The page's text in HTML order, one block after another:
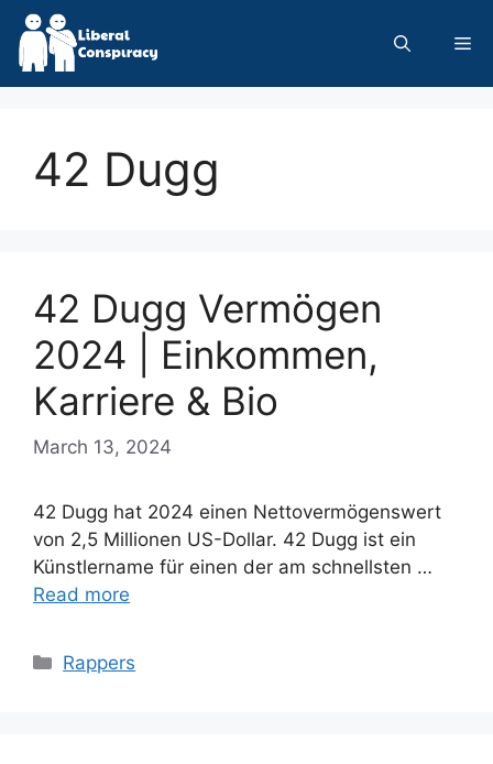
Skip
content
42 Dugg
42 Dugg Vermögen
2024 | Einkommen,
Karriere & Bio
March 13, 2024
42 Dugg hat 2024 einen Nettovermögenswert
von 2,5 Millionen US-Dollar. 42 Dugg ist ein
Künstlername für einen der am schnellsten …
Read more
Categories
Rappers